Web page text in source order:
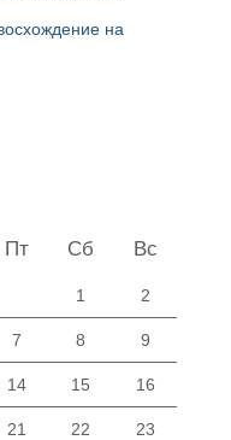
на
Пт Сб Вс
1 2
7 8 9
14 15 16
21 22 23